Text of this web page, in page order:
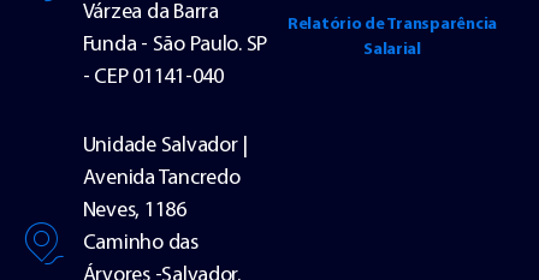
Várzea da Barra
Funda - São Paulo. SP
- CEP 01141-040
Unidade Salvador |
Avenida Tancredo
Neves, 1186
Caminho das
Relatório de Transparência
Salarial